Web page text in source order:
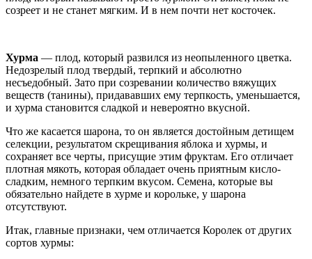
созреет и не станет мягким. И в нем почти нет косточек.
Хурма — плод, который развился из неопыленного цветка.
Недозрелый плод твердый, терпкий и абсолютно
несъедобный. Зато при созревании количество вяжущих
веществ (танины), придававших ему терпкость, уменьшается,
и хурма становится сладкой и невероятно вкусной.
Что же касается шарона, то он является достойным детищем
селекции, результатом скрещивания яблока и хурмы, и
сохраняет все черты, присущие этим фруктам. Его отличает
плотная мякоть, которая обладает очень приятным кисло-
сладким, немного терпким вкусом. Семена, которые вы
обязательно найдете в хурме и корольке, у шарона
отсутствуют.
Итак, главные признаки, чем отличается Королек от других
сортов хурмы: